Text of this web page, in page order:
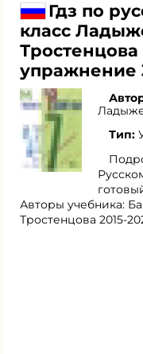
Гдз по
класс
Тростенцова
упражнение
Тип:
Авторы учебника:
Тростенцова 2015-